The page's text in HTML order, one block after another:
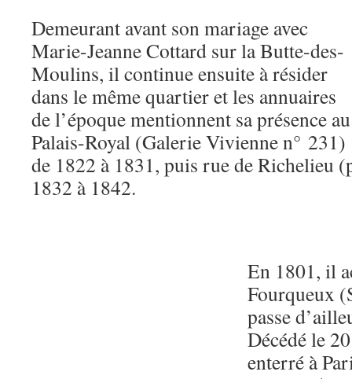
Demeurant avant son mariage avec
Marie-Jeanne Cottard sur la Butte-des-
Moulins, il continue ensuite à résider
dans le même quartier et les annuaires
de l’époque mentionnent sa présence au
Palais-Royal (Galerie Vivienne n° 231)
de 1822 à 1831, puis rue de Richelieu
1832 à 1842.
En 1801, il
Fourqueux
passe
Décédé le
enterré à